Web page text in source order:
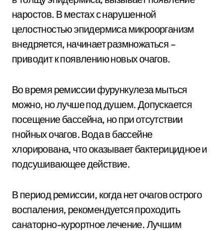
наростов. В местах с нарушенной
целостностью эпидермиса микроорганизм
внедряется, начинает размножаться –
приводит к появлению новых очагов.
Во время ремиссии фурункулеза мыться
можно, но лучше под душем. Допускается
посещение бассейна, но при отсутствии
гнойных очагов. Вода в бассейне
хлорирована, что оказывает бактерицидное и
подсушивающее действие.
В период ремиссии, когда нет очагов острого
воспаления, рекомендуется проходить
санаторно-курортное лечение. Лучшим